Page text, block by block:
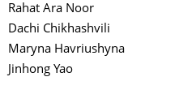
Rahat Ara Noor
Dachi Chikhashvili
Maryna Havriushyna
Jinhong Yao